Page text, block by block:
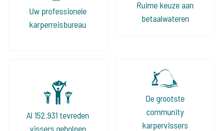
Uw professionele
karperreisbureau
Ruime keuze aan
betaalwateren
Al 152.931 tevreden
vissers geholpen
De grootste
community
karpervissers